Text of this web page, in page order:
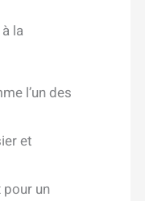
la
l’un des
et
un